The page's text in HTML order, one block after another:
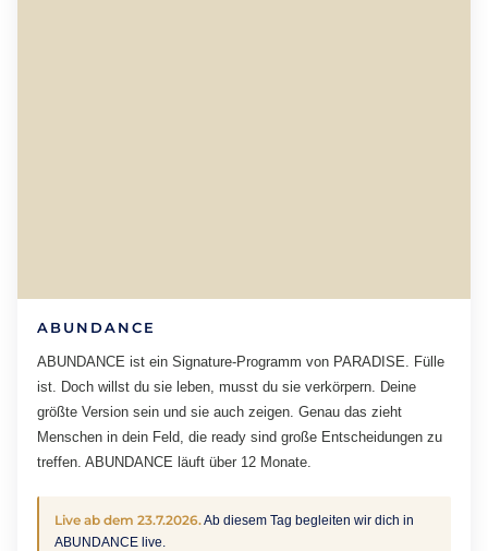
ABUNDANCE
ABUNDANCE ist ein Signature-Programm von PARADISE. Fülle
ist. Doch willst du sie leben, musst du sie verkörpern. Deine
größte Version sein und sie auch zeigen. Genau das zieht
Menschen in dein Feld, die ready sind große Entscheidungen zu
treffen. ABUNDANCE läuft über 12 Monate.
Live ab dem 23.7.2026.Ab diesem Tag begleiten wir dich in
ABUNDANCE live.